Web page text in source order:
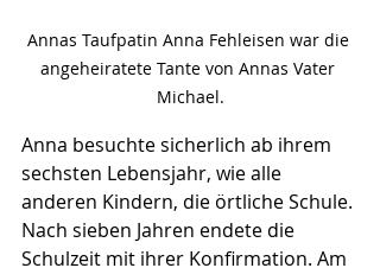
Annas Taufpatin Anna Fehleisen war die
angeheiratete Tante von Annas Vater
Michael.
Anna besuchte sicherlich ab ihrem
sechsten Lebensjahr, wie alle
anderen Kindern, die örtliche Schule.
Nach sieben Jahren endete die
Schulzeit mit ihrer Konfirmation. Am